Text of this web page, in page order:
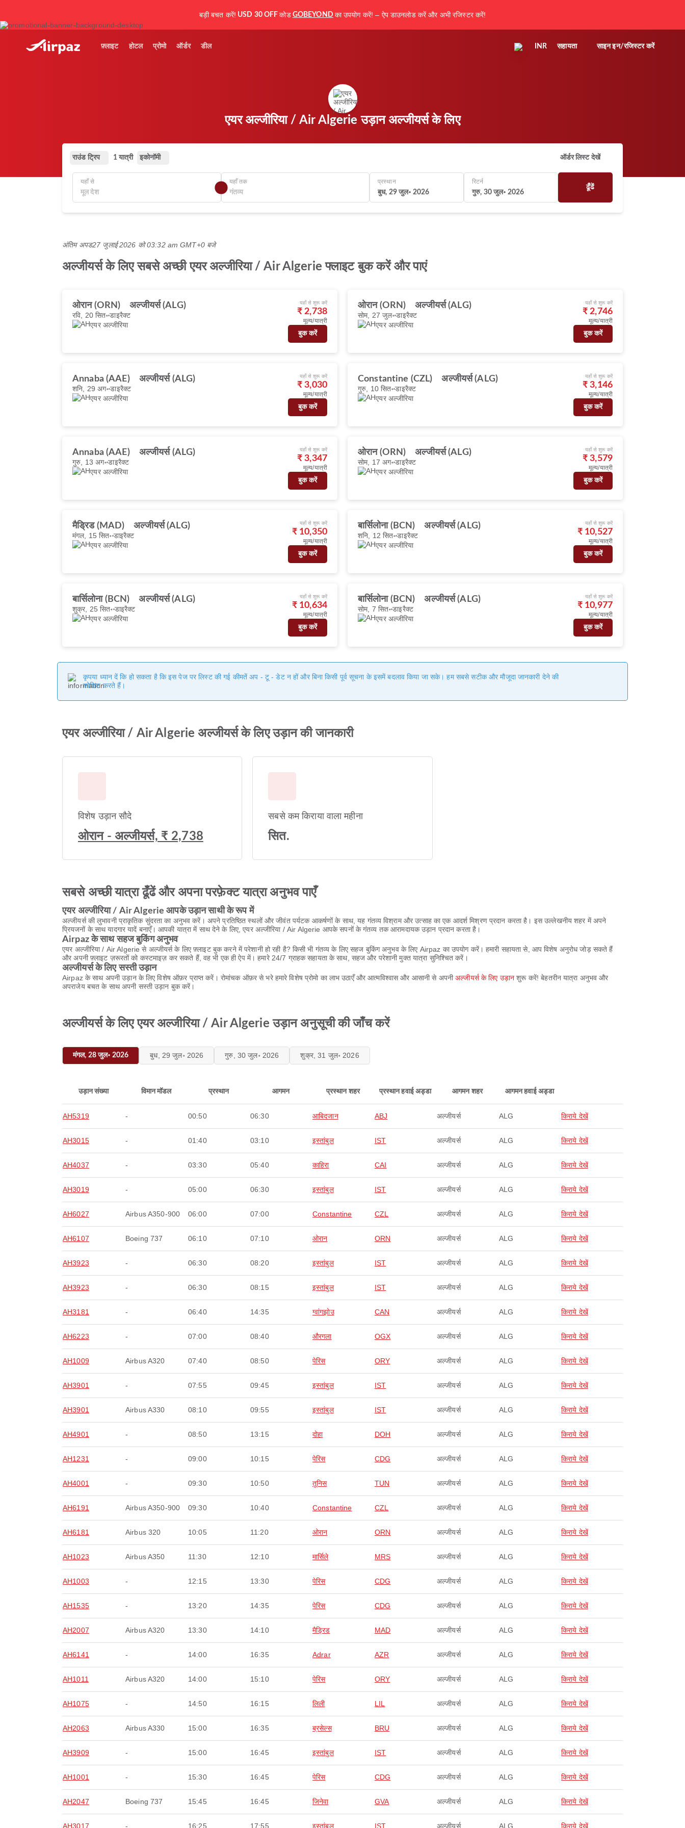
बड़ी बचत करें! USD 30 OFF कोड GOBEYOND का उपयोग करें! – ऐप डाउनलोड करें और अभी रजिस्टर करें!
फ़्लाइट होटल प्रोमो ऑर्डर डील INR सहायता साइन इन/रजिस्टर करें
एयर अल्जीरिया / Air Algerie उड़ान अल्जीयर्स के लिए
राउंड ट्रिप 1 यात्री इकोनॉमी ऑर्डर लिस्ट देखें
यहाँ से यहाँ तक
प्रस्थान
बुध, 29 जुल॰ 2026
रिटर्न
गुरु, 30 जुल॰ 2026
ढूँढें
अंतिम अपड27 जुलाई 2026 को 03:32 am GMT+0 बजे
अल्जीयर्स के लिए सबसे अच्छी एयर अल्जीरिया / Air Algerie फ्लाइट बुक करें और पाएं
ओरान (ORN) अल्जीयर्स (ALG)
रवि, 20 सित॰डाइरैक्ट
एयर अल्जीरिया
यहाँ से शुरू करें
₹ 2,738
मूल्य/यात्री
बुक करें
ओरान (ORN) अल्जीयर्स (ALG)
सोम, 27 जुल॰डाइरैक्ट
एयर अल्जीरिया
यहाँ से शुरू करें
₹ 2,746
मूल्य/यात्री
बुक करें
Annaba (AAE) अल्जीयर्स (ALG)
शनि, 29 अग॰डाइरैक्ट
एयर अल्जीरिया
यहाँ से शुरू करें
₹ 3,030
मूल्य/यात्री
बुक करें
Constantine (CZL) अल्जीयर्स (ALG)
गुरु, 10 सित॰डाइरैक्ट
एयर अल्जीरिया
यहाँ से शुरू करें
₹ 3,146
मूल्य/यात्री
बुक करें
Annaba (AAE) अल्जीयर्स (ALG)
गुरु, 13 अग॰डाइरैक्ट
एयर अल्जीरिया
यहाँ से शुरू करें
₹ 3,347
मूल्य/यात्री
बुक करें
ओरान (ORN) अल्जीयर्स (ALG)
सोम, 17 अग॰डाइरैक्ट
एयर अल्जीरिया
यहाँ से शुरू करें
₹ 3,579
मूल्य/यात्री
बुक करें
मैड्रिड (MAD) अल्जीयर्स (ALG)
मंगल, 15 सित॰ डाइरैक्ट
एयर अल्जीरिया
यहाँ से शुरू करें
₹ 10,350
मूल्य/यात्री
बुक करें
बार्सिलोना (BCN) अल्जीयर्स (ALG)
शनि, 12 सित॰डाइरैक्ट
एयर अल्जीरिया
यहाँ से शुरू करें
₹ 10,527
मूल्य/यात्री
बुक करें
बार्सिलोना (BCN) अल्जीयर्स (ALG)
शुक्र, 25 सित॰ डाइरैक्ट
एयर अल्जीरिया
यहाँ से शुरू करें
₹ 10,634
मूल्य/यात्री
बुक करें
बार्सिलोना (BCN) अल्जीयर्स (ALG)
सोम, 7 सित॰डाइरैक्ट
एयर अल्जीरिया
यहाँ से शुरू करें
₹ 10,977
मूल्य/यात्री
बुक करें
कृपया ध्यान दें कि हो सकता है कि इस पेज पर लिस्ट की गई कीमतें अप - टू - डेट न हों और बिना किसी पूर्व सूचना के इसमें बदलाव किया जा सके। हम सबसे सटीक और मौजूदा जानकारी देने की
कोशिश करते हैं।
एयर अल्जीरिया / Air Algerie अल्जीयर्स के लिए उड़ान की जानकारी
विशेष उड़ान सौदे
ओरान - अल्जीयर्स, ₹ 2,738
सबसे कम किराया वाला महीना
सित.
सबसे अच्छी यात्रा ढूँढें और अपना परफ़ेक्ट यात्रा अनुभव पाएँ
एयर अल्जीरिया / Air Algerie आपके उड़ान साथी के रूप में
अल्जीयर्स की लुभावनी प्राकृतिक सुंदरता का अनुभव करें। अपने प्रतिष्ठित स्थलों और जीवंत पर्यटक आकर्षणों के साथ, यह गंतव्य विश्राम और उत्साह का एक आदर्श मिश्रण प्रदान करता है। इस उल्लेखनीय शहर में अपने
प्रियजनों के साथ यादगार यादें बनाएँ। आपकी यात्रा में साथ देने के लिए, एयर अल्जीरिया / Air Algerie आपके सपनों के गंतव्य तक आरामदायक उड़ान प्रदान करता है।
Airpaz के साथ सहज बुकिंग अनुभव
एयर अल्जीरिया / Air Algerie से अल्जीयर्स के लिए फ़्लाइट बुक करने में परेशानी हो रही है? किसी भी गंतव्य के लिए सहज बुकिंग अनुभव के लिए Airpaz का उपयोग करें। हमारी सहायता से, आप विशेष अनुरोध जोड़ सकते हैं
और अपनी फ़्लाइट ज़रूरतों को कस्टमाइज़ कर सकते हैं, वह भी एक ही ऐप में। हमारे 24/7 ग्राहक सहायता के साथ, सहज और परेशानी मुक्त यात्रा सुनिश्चित करें।
अल्जीयर्स के लिए सस्ती उड़ान
Airpaz के साथ अपनी उड़ान के लिए विशेष ऑफ़र प्राप्त करें। रोमांचक ऑफ़र से भरे हमारे विशेष प्रोमो का लाभ उठाएँ और आत्मविश्वास और आसानी से अपनीअल्जीयर्स के लिए उड़ान शुरू करें! बेहतरीन यात्रा अनुभव और
अपराजेय बचत के साथ अपनी सस्ती उड़ान बुक करें।
अल्जीयर्स के लिए एयर अल्जीरिया / Air Algerie उड़ान अनुसूची की जाँच करें
मंगल, 28 जुल॰ 2026 बुध, 29 जुल॰ 2026 गुरु, 30 जुल॰ 2026 शुक्र, 31 जुल॰ 2026
उड़ान संख्या विमान मॉडल प्रस्थान आगमन प्रस्थान शहर प्रस्थान हवाई अड्डा आगमन शहर आगमन हवाई अड्डा
AH5319 - 00:50 06:30 आबिदजान ABJ अल्जीयर्स ALG किराये देखें
AH3015 - 01:40 03:10 इस्तांबुल IST अल्जीयर्स ALG किराये देखें
AH4037 - 03:30 05:40 काहिरा CAI अल्जीयर्स ALG किराये देखें
AH3019 - 05:00 06:30 इस्तांबुल IST अल्जीयर्स ALG किराये देखें
AH6027 Airbus A350-900 06:00 07:00 Constantine CZL अल्जीयर्स ALG किराये देखें
AH6107 Boeing 737 06:10 07:10 ओरान ORN अल्जीयर्स ALG किराये देखें
AH3923 - 06:30 08:20 इस्तांबुल IST अल्जीयर्स ALG किराये देखें
AH3923 - 06:30 08:15 इस्तांबुल IST अल्जीयर्स ALG किराये देखें
AH3181 - 06:40 14:35 ग्वांगझोउ CAN अल्जीयर्स ALG किराये देखें
AH6223 - 07:00 08:40 औरगला OGX अल्जीयर्स ALG किराये देखें
AH1009 Airbus A320 07:40 08:50 पेरिस ORY अल्जीयर्स ALG किराये देखें
AH3901 - 07:55 09:45 इस्तांबुल IST अल्जीयर्स ALG किराये देखें
AH3901 Airbus A330 08:10 09:55 इस्तांबुल IST अल्जीयर्स ALG किराये देखें
AH4901 - 08:50 13:15 दोहा DOH अल्जीयर्स ALG किराये देखें
AH1231 - 09:00 10:15 पेरिस CDG अल्जीयर्स ALG किराये देखें
AH4001 - 09:30 10:50 तूनिस TUN अल्जीयर्स ALG किराये देखें
AH6191 Airbus A350-900 09:30 10:40 Constantine CZL अल्जीयर्स ALG किराये देखें
AH6181 Airbus 320 10:05 11:20 ओरान ORN अल्जीयर्स ALG किराये देखें
AH1023 Airbus A350 11:30 12:10 मार्सिले MRS अल्जीयर्स ALG किराये देखें
AH1003 - 12:15 13:30 पेरिस CDG अल्जीयर्स ALG किराये देखें
AH1535 - 13:20 14:35 पेरिस CDG अल्जीयर्स ALG किराये देखें
AH2007 Airbus A320 13:30 14:10 मैड्रिड MAD अल्जीयर्स ALG किराये देखें
AH6141 - 14:00 16:35 Adrar AZR अल्जीयर्स ALG किराये देखें
AH1011 Airbus A320 14:00 15:10 पेरिस ORY अल्जीयर्स ALG किराये देखें
AH1075 - 14:50 16:15 लिली LIL अल्जीयर्स ALG किराये देखें
AH2063 Airbus A330 15:00 16:35 ब्रसेल्स BRU अल्जीयर्स ALG किराये देखें
AH3909 - 15:00 16:45 इस्तांबुल IST अल्जीयर्स ALG किराये देखें
AH1001 - 15:30 16:45 पेरिस CDG अल्जीयर्स ALG किराये देखें
AH2047 Boeing 737 15:45 16:45 जिनेवा GVA अल्जीयर्स ALG किराये देखें
AH3017 - 16:25 17:55 इस्तांबुल IST अल्जीयर्स ALG किराये देखें